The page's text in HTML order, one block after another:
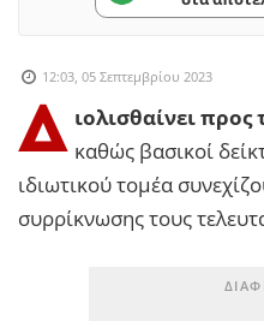
12:03, 05 Σεπτεμβρίου 2023
Δ ιολισθαίνει
καθώς βασικοί
ιδιωτικού τομέα
συρρίκνωσης τους